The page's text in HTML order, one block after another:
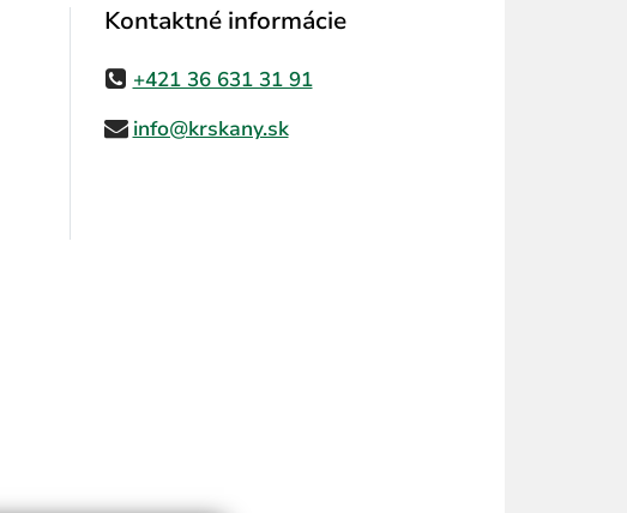
Kontaktné informácie
+421 36 631 31 91
info@krskany.sk